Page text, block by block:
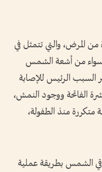
المرض، والتي تتمثل في
سواء من أشعة الشمس
السبب الرئيس للإصابة
الفاتحة ووجود النمش،
متكررة منذ الطفولة،
الشمس بطريقة عملية